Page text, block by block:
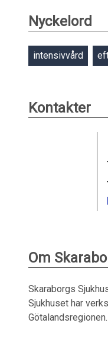
Nyckelord
intensivvård
Kontakter
Om
Skaraborgs
Sjukhuset har
Götalandsregionen.